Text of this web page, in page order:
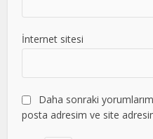
İnternet sitesi
Daha sonraki
posta adresim ve site